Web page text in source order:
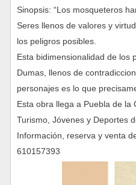
Sinopsis: “Los mosqueteros
Seres llenos de valores y
los peligros posibles.
Esta bidimensionalidad de los
Dumas, llenos de
personajes es lo que
Esta obra llega a Puebla de la
Turismo, Jóvenes y Deportes
Información, reserva y venta
610157393